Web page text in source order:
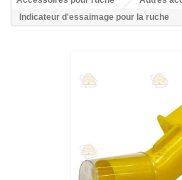
Indicateur d'essaimage pour la ruche